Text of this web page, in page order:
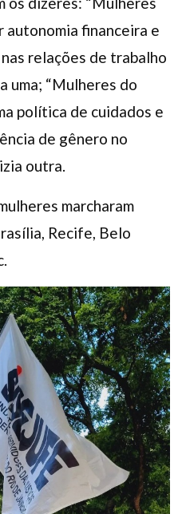
autonomia financeira e
relações de trabalho
uma; “Mulheres do
política de cuidados e
de gênero no
outra.
marcharam
Recife, Belo